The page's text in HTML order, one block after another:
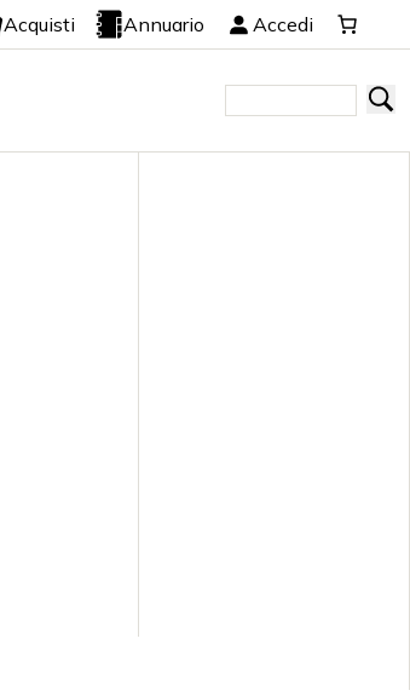
Acquisti Annuario Accedi